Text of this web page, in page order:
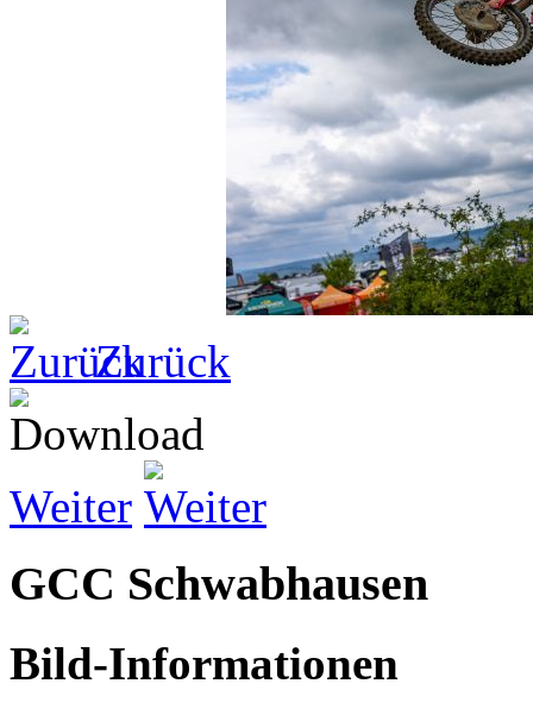
Zurück
Weiter
GCC Schwabhausen
Bild-Informationen